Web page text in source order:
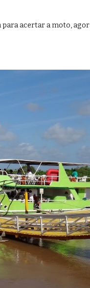
acertar a moto,